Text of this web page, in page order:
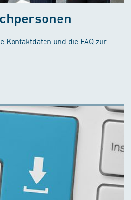
Kontaktdaten und die FAQ zur